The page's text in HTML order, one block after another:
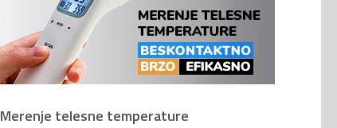
Merenje telesne temperature